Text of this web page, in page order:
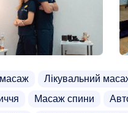
Лікувальний
Масаж спини